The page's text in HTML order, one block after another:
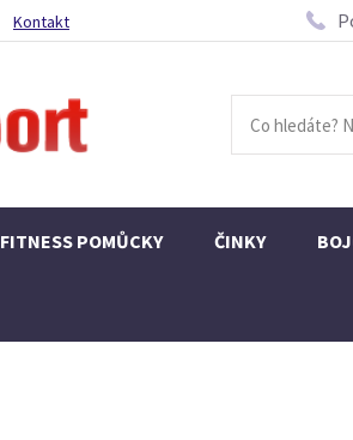
Kontakt
FITNESS POMŮCKY ČINKY